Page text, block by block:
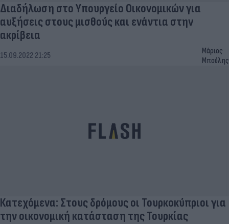
Διαδήλωση στο Υπουργείο Οικονομικών για
αυξήσεις στους μισθούς και ενάντια στην
ακρίβεια
15.09.2022 21:25
Μάριος
Μπούλης
Κατεχόμενα: Στους δρόμους οι Τουρκοκύπριοι για
την οικονομική κατάσταση της Τουρκίας